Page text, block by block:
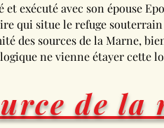
et exécuté avec son épouse
qui situe le refuge
des sources de la Marne,
ne vienne étayer cette
de la